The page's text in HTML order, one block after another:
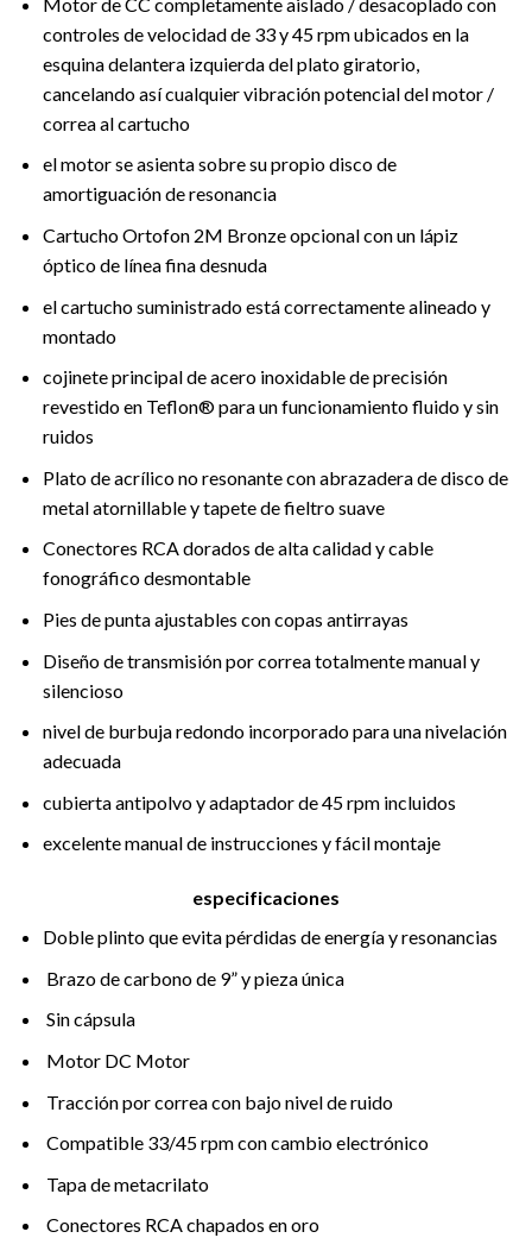
controles de velocidad de 33 y 45 rpm ubicados en la
esquina delantera izquierda del plato giratorio,
cancelando así cualquier vibración potencial del motor /
correa al cartucho
el motor se asienta sobre su propio disco de
amortiguación de resonancia
Cartucho Ortofon 2M Bronze opcional con un lápiz
óptico de línea fina desnuda
el cartucho suministrado está correctamente alineado y
montado
cojinete principal de acero inoxidable de precisión
revestido en Teflon® para un funcionamiento fluido y sin
ruidos
Plato de acrílico no resonante con abrazadera de disco de
metal atornillable y tapete de fieltro suave
Conectores RCA dorados de alta calidad y cable
fonográfico desmontable
Pies de punta ajustables con copas antirrayas
Diseño de transmisión por correa totalmente manual y
silencioso
nivel de burbuja redondo incorporado para una nivelación
adecuada
cubierta antipolvo y adaptador de 45 rpm incluidos
excelente manual de instrucciones y fácil montaje
especificaciones
Doble plinto que evita pérdidas de energía y resonancias
Brazo de carbono de 9” y pieza única
Sin cápsula
Motor DC Motor
Tracción por correa con bajo nivel de ruido
Compatible 33/45 rpm con cambio electrónico
Tapa de metacrilato
Conectores RCA chapados en oro